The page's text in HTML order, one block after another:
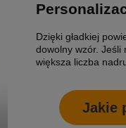
Dzięki gładkiej
dowolny wzór. Jeśli
większa liczba
Jakie